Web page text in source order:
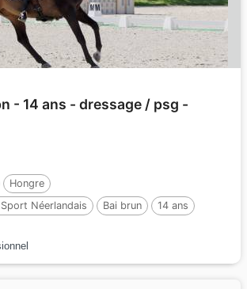
- 14 ans - dressage / psg -
Hongre
Néerlandais
Bai brun
14 ans